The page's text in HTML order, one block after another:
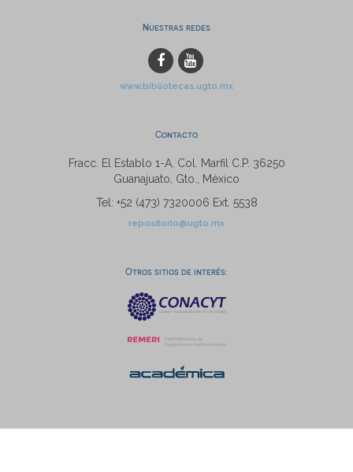
Nuestras redes
www.bibliotecas.ugto.mx
Contacto
Fracc. El Establo 1-A, Col. Marfil C.P. 36250
Guanajuato, Gto., México
Tel: +52 (473) 7320006 Ext. 5538
repositorio@ugto.mx
Otros sitios de interés: